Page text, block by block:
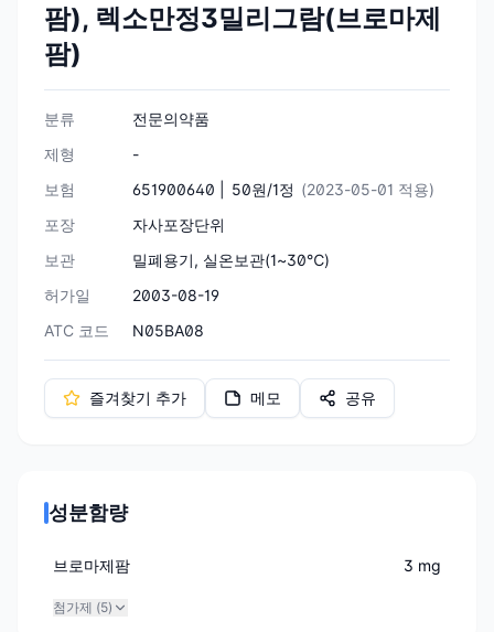
팜), 렉소만정3밀리그람(브로마제
팜)
분류
전문의약품
제형
-
보험
651900640 | 50원/1정 (2023-05-01 적용)
포장
자사포장단위
보관
밀폐용기, 실온보관(1~30℃)
허가일
2003-08-19
ATC 코드
N05BA08
즐겨찾기 추가 메모 공유
성분함량
브로마제팜 3 mg
첨가제 (5)